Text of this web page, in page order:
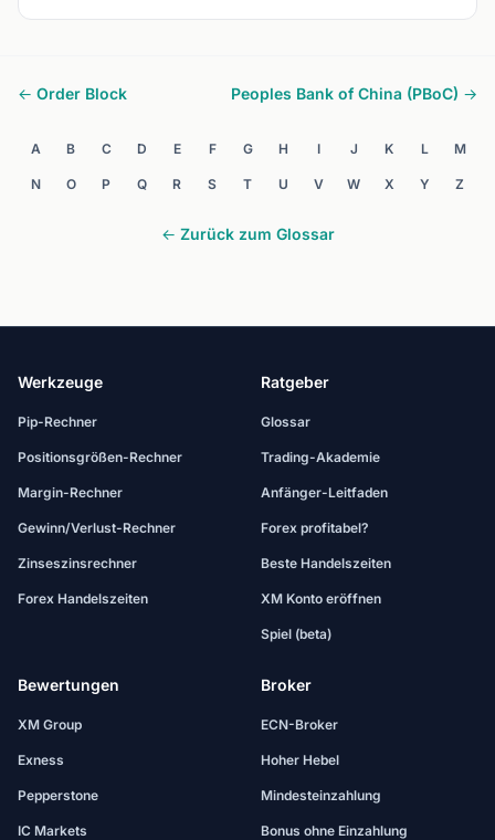
← Order Block Peoples Bank of China (PBoC) →
A B C D E F G H I J K L M
N O P Q R S T U V W X Y Z
← Zurück zum Glossar
Werkzeuge
Pip-Rechner
Positionsgrößen-Rechner
Margin-Rechner
Gewinn/Verlust-Rechner
Zinseszinsrechner
Forex Handelszeiten
Ratgeber
Glossar
Trading-Akademie
Anfänger-Leitfaden
Forex profitabel?
Beste Handelszeiten
XM Konto eröffnen
Spiel (beta)
Bewertungen
XM Group
Exness
Pepperstone
IC Markets
Broker
ECN-Broker
Hoher Hebel
Mindesteinzahlung
Bonus ohne Einzahlung